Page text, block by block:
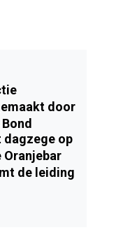
door
dagzege op
Oranjebar
de leiding